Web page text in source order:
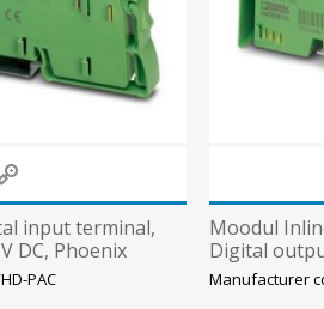
input terminal,
DC, Phoenix
PAC
Moodul
Digital
Manufacturer